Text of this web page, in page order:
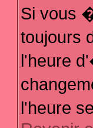
Si vous
toujours
l'heure
l'heure